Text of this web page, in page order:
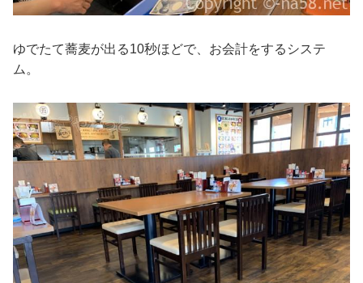
ゆでたて蕎麦が出る10秒ほどで、お会計をするシステ
ム。